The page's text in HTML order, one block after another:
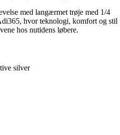
med langærmet trøje med 1/4
hvor teknologi, komfort og stil
hos nutidens løbere.
silver